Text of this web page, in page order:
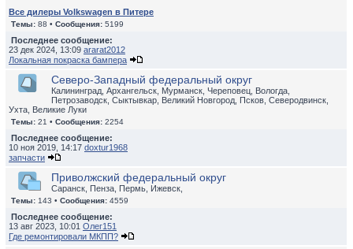
Все дилеры Volkswagen в Питере
Темы: 88 • Сообщения: 5199
Последнее сообщение:
23 дек 2024, 13:09 ararat2012
Локальная покраска бампера
Северо-Западный федеральный округ
Калининград, Архангельск, Мурманск, Череповец, Вологда,
Петрозаводск, Сыктывкар, Великий Новгород, Псков, Северодвинск,
Ухта, Великие Луки
Темы: 21 • Сообщения: 2254
Последнее сообщение:
10 ноя 2019, 14:17 doxtur1968
запчасти
Приволжский федеральный округ
Саранск, Пенза, Пермь, Ижевск,
Темы: 143 • Сообщения: 4559
Последнее сообщение:
13 авг 2023, 10:01 Олег151
Где ремонтировали МКПП?